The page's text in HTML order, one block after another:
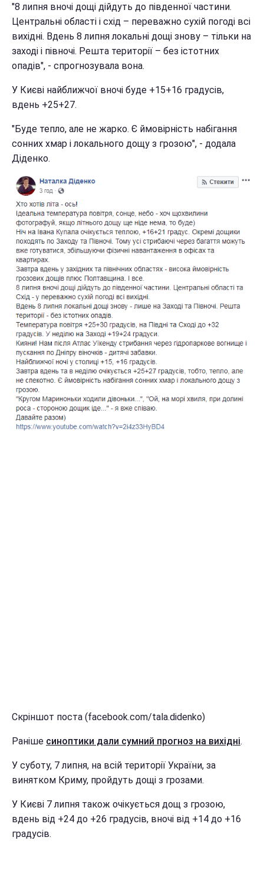
"8 липня вночі дощі дійдуть до південної частини.
Центральні області і схід – переважно сухій погоді всі
вихідні. Вдень 8 липня локальні дощі знову – тільки на
заході і півночі. Решта території – без істотних
опадів", - спрогнозувала вона.
У Києві найближчої вночі буде +15+16 градусів,
вдень +25+27.
"Буде тепло, але не жарко. Є ймовірність набігання
сонних хмар і локального дощу з грозою", - додала
Діденко.
Скріншот поста (facebook.com/tala.didenko)
Раніше синоптики дали сумний прогноз на вихідні.
У суботу, 7 липня, на всій території України, за
винятком Криму, пройдуть дощі з грозами.
У Києві 7 липня також очікується дощ з грозою,
вдень від +24 до +26 градусів, вночі від +14 до +16
градусів.